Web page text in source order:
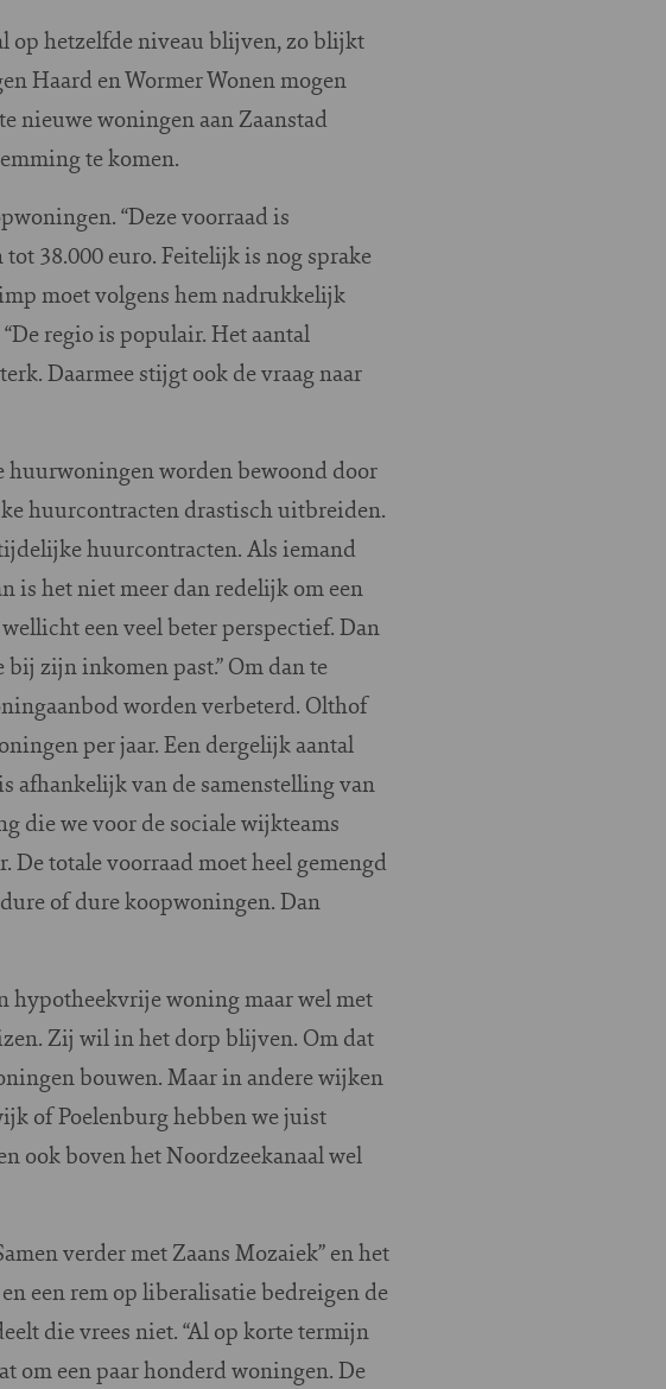
op hetzelfde niveau blijven, zo blijkt
Haard en Wormer Wonen mogen
nieuwe woningen aan Zaanstad
te komen.
“Deze voorraad is
38.000 euro. Feitelijk is nog sprake
moet volgens hem nadrukkelijk
regio is populair. Het aantal
Daarmee stijgt ook de vraag naar
huurwoningen worden bewoond door
huurcontracten drastisch uitbreiden.
huurcontracten. Als iemand
is het niet meer dan redelijk om een
een veel beter perspectief. Dan
zijn inkomen past.” Om dan te
worden verbeterd. Olthof
per jaar. Een dergelijk aantal
afhankelijk van de samenstelling van
die we voor de sociale wijkteams
totale voorraad moet heel gemengd
of dure koopwoningen. Dan
hypotheekvrije woning maar wel met
Zij wil in het dorp blijven. Om dat
bouwen. Maar in andere wijken
of Poelenburg hebben we juist
ook boven het Noordzeekanaal wel
verder met Zaans Mozaiek” en het
een rem op liberalisatie bedreigen de
die vrees niet. “Al op korte termijn
om een paar honderd woningen. De